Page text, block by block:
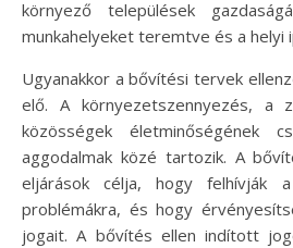
környező települések
munkahelyeket teremtve és a helyi
Ugyanakkor a bővítési tervek
elő. A környezetszennyezés, a
közösségek életminőségének
aggodalmak közé tartozik. A
eljárások célja, hogy felhívják
problémákra, és hogy
jogait. A bővítés ellen indított